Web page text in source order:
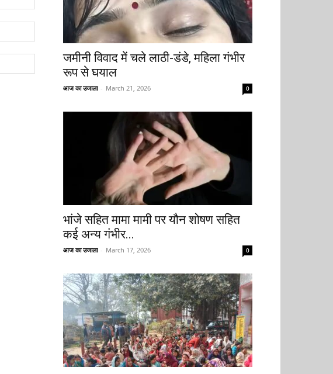
जमीनी विवाद में चले लाठी-डंडे, महिला गंभीर
रूप से घयाल
आज का उजाला - March 21, 2026 0
भांजे सहित मामा मामी पर यौन शोषण सहित
कई अन्य गंभीर...
आज का उजाला - March 17, 2026 0